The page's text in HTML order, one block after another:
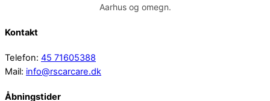
Aarhus og omegn.
Kontakt
Telefon: 45 71605388
Mail: info@rscarcare.dk
Åbningstider